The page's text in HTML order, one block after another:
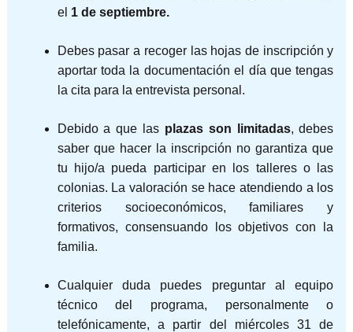
el 1 de septiembre.
Debes pasar a recoger las hojas de inscripción y
aportar toda la documentación el día que tengas
la cita para la entrevista personal.
Debido a que las plazas son limitadas, debes
saber que hacer la inscripción no garantiza que
tu hijo/a pueda participar en los talleres o las
colonias. La valoración se hace atendiendo a los
criterios socioeconómicos, familiares y
formativos, consensuando los objetivos con la
familia.
Cualquier duda puedes preguntar al equipo
técnico del programa, personalmente o
telefónicamente, a partir del miércoles 31 de